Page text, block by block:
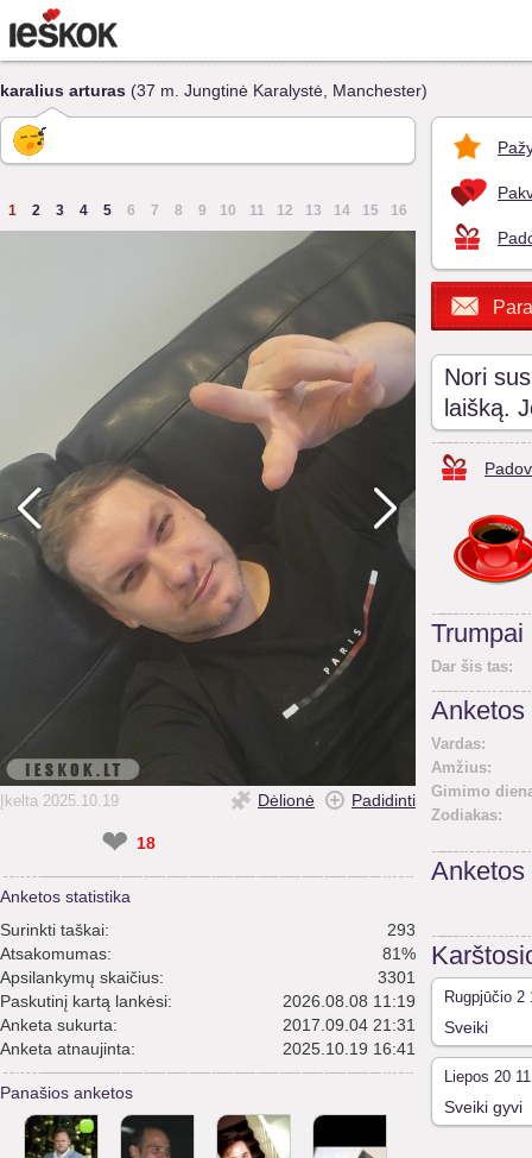
karalius arturas (37 m. Jungtinė Karalystė, Manchester)
1 2 3 4 5 6 7 8 9 10 11 12 13 14 15 16
Įkelta 2025.10.19 Dėlionė Padidinti
❤ 18
Anketos statistika
Surinkti taškai:
293
Atsakomumas:
81%
Apsilankymų skaičius:
3301
Paskutinį kartą lankėsi:
2026.08.08 11:19
Anketa sukurta:
2017.09.04 21:31
Anketa atnaujinta:
2025.10.19 16:41
Panašios anketos
Nori
laišką.
Trumpai
Dar šis tas:
Anketos
Vardas:
Amžius:
Gimimo
Zodiakas:
Anketos
Rugpjūčio 2
Sveiki
Liepos 20
Sveiki gyvi